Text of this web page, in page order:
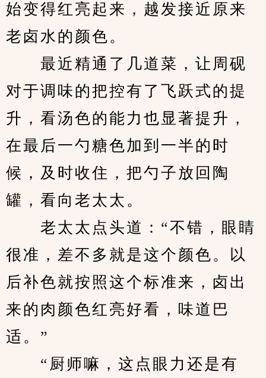
始变得红亮起来，越发接近原来
老卤水的颜色。
最近精通了几道菜，让周砚
对于调味的把控有了飞跃式的提
升，看汤色的能力也显著提升，
在最后一勺糖色加到一半的时
候，及时收住，把勺子放回陶
罐，看向老太太。
老太太点头道：“不错，眼睛
很准，差不多就是这个颜色。以
后补色就按照这个标准来，卤出
来的肉颜色红亮好看，味道巴
适。”
“厨师嘛，这点眼力还是有